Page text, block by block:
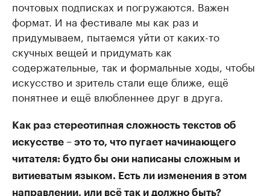
почтовых подписках и погружаются. Важен
формат. И на фестивале мы как раз и
придумываем, пытаемся уйти от каких-то
скучных вещей и придумать как
содержательные, так и формальные ходы, чтобы
искусство и зритель стали еще ближе, ещё
понятнее и ещё влюбленнее друг в друга.
Как раз стереотипная сложность текстов об
искусстве – это то, что пугает начинающего
читателя: будто бы они написаны сложным и
витиеватым языком. Есть ли изменения в этом
направлении, или всё так и должно быть?